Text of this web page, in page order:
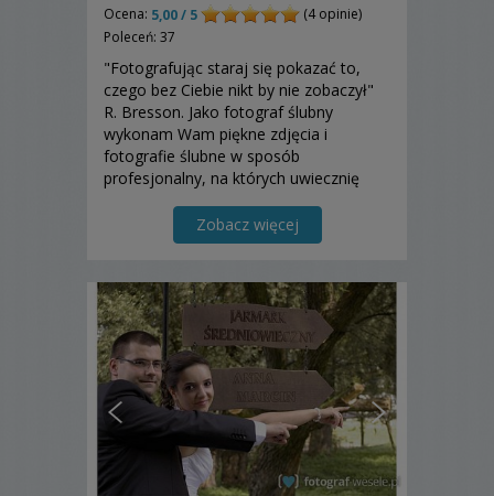
Ocena: 5,00 / 5
(4 opinie)
Poleceń: 37
"Fotografując staraj się pokazać to,
czego bez Ciebie nikt by nie zobaczył"
R. Bresson. Jako fotograf ślubny
wykonam Wam piękne zdjęcia i
fotografie ślubne w sposób
profesjonalny, na których uwiecznię
zapoznania się z moją ofertą!
Zobacz więcej